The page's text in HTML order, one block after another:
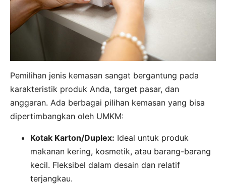
Pemilihan jenis kemasan sangat bergantung pada
karakteristik produk Anda, target pasar, dan
anggaran. Ada berbagai pilihan kemasan yang bisa
dipertimbangkan oleh UMKM:
Kotak Karton/Duplex: Ideal untuk produk
makanan kering, kosmetik, atau barang-barang
kecil. Fleksibel dalam desain dan relatif
terjangkau.